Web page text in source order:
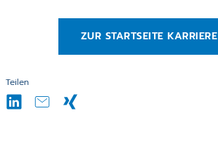
Teilen
ZUR STARTSEITE KARRIERE